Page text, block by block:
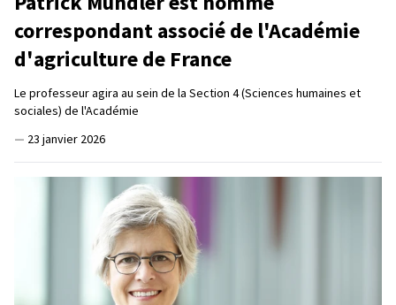
correspondant associé de l'Académie
d'agriculture de France
Le professeur agira au sein de la Section 4 (Sciences humaines et
sociales) de l'Académie
— 23 janvier 2026